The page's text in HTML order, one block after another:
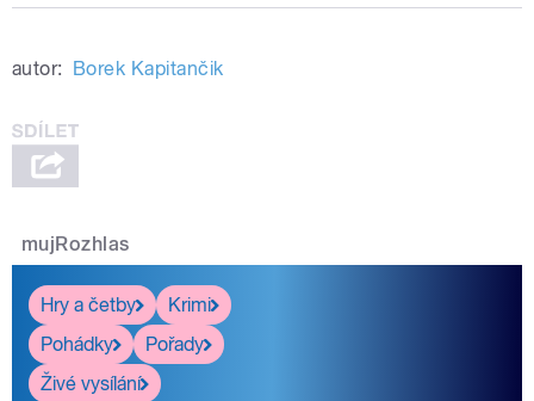
autor: Borek Kapitančik
mujRozhlas
Hry a četby
Krimi
Pohádky
Pořady
Živé vysílání